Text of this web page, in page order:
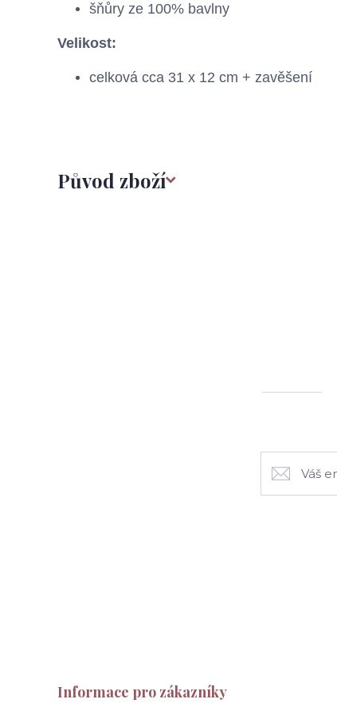
šňůry ze 100% bavlny
Velikost:
celková cca 31 x 12 cm + zavěšení
Původ zboží
Informace pro zákazníky